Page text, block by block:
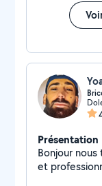
Présentation
Bonjour
et